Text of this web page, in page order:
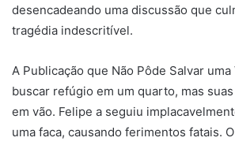
desencadeando uma discussão que
tragédia indescritível.
A Publicação que Não Pôde Salvar
buscar refúgio em um quarto, mas
em vão. Felipe a seguiu
uma faca, causando ferimentos fatais.